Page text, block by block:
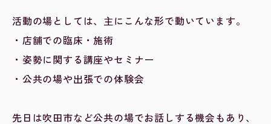
活動の場としては、主にこんな形で動いています。
・店舗での臨床・施術
・姿勢に関する講座やセミナー
・公共の場や出張での体験会
先日は吹田市など公共の場でお話しする機会もあり、